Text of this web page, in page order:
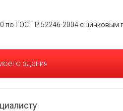
по ГОСТ Р 52246-2004 с цинковым
здания